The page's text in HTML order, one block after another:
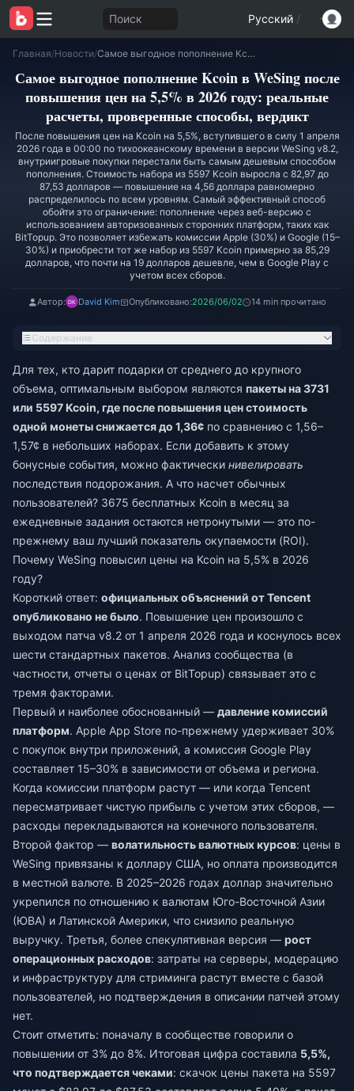
Поиск Русский /
Главная/Новости/ Самое выгодное пополнение Kcoin в WeSing после повышения цен на 5,5% в 2026 году: реальные расчеты, проверенные способы, вердикт
Самое выгодное пополнение Kcoin в WeSing после
повышения цен на 5,5% в 2026 году: реальные
расчеты, проверенные способы, вердикт
После повышения цен на Kcoin на 5,5%, вступившего в силу 1 апреля
2026 года в 00:00 по тихоокеанскому времени в версии WeSing v8.2,
внутриигровые покупки перестали быть самым дешевым способом
пополнения. Стоимость набора из 5597 Kcoin выросла с 82,97 до
87,53 долларов — повышение на 4,56 доллара равномерно
распределилось по всем уровням. Самый эффективный способ
обойти это ограничение: пополнение через веб-версию с
использованием авторизованных сторонних платформ, таких как
BitTopup. Это позволяет избежать комиссии Apple (30%) и Google (15–
30%) и приобрести тот же набор из 5597 Kcoin примерно за 85,29
долларов, что почти на 19 долларов дешевле, чем в Google Play с
учетом всех сборов.
Автор: David Kim Опубликовано:2026/06/02 14 min прочитано
Содержание
Для тех, кто дарит подарки от среднего до крупного
объема, оптимальным выбором являются пакеты на 3731
или 5597 Kcoin, где после повышения цен стоимость
одной монеты снижается до 1,36¢ по сравнению с 1,56–
1,57¢ в небольших наборах. Если добавить к этому
бонусные события, можно фактически нивелировать
последствия подорожания. А что насчет обычных
пользователей? 3675 бесплатных Kcoin в месяц за
ежедневные задания остаются нетронутыми — это по-
прежнему ваш лучший показатель окупаемости (ROI).
Почему WeSing повысил цены на Kcoin на 5,5% в 2026
году?
Короткий ответ: официальных объяснений от Tencent
опубликовано не было. Повышение цен произошло с
выходом патча v8.2 от 1 апреля 2026 года и коснулось всех
шести стандартных пакетов. Анализ сообщества (в
частности, отчеты о ценах от BitTopup) связывает это с
тремя факторами.
Первый и наиболее обоснованный — давление комиссий
платформ. Apple App Store по-прежнему удерживает 30%
с покупок внутри приложений, а комиссия Google Play
составляет 15–30% в зависимости от объема и региона.
Когда комиссии платформ растут — или когда Tencent
пересматривает чистую прибыль с учетом этих сборов, —
расходы перекладываются на конечного пользователя.
Второй фактор — волатильность валютных курсов: цены в
WeSing привязаны к доллару США, но оплата производится
в местной валюте. В 2025–2026 годах доллар значительно
укрепился по отношению к валютам Юго-Восточной Азии
(ЮВА) и Латинской Америки, что снизило реальную
выручку. Третья, более спекулятивная версия — рост
операционных расходов: затраты на серверы, модерацию
и инфраструктуру для стриминга растут вместе с базой
пользователей, но подтверждения в описании патчей этому
нет.
Стоит отметить: поначалу в сообществе говорили о
повышении от 3% до 8%. Итоговая цифра составила 5,5%,
что подтверждается чеками: скачок цены пакета на 5597